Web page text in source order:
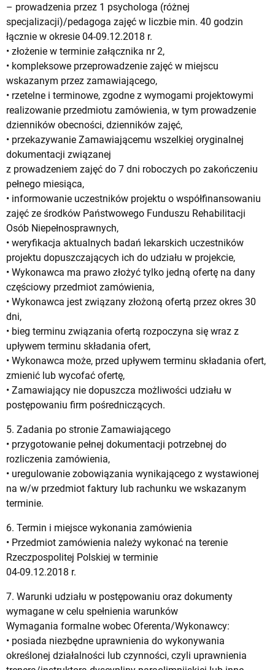
– prowadzenia przez 1 psychologa (różnej
specjalizacji)/pedagoga zajęć w liczbie min. 40 godzin
łącznie w okresie 04-09.12.2018 r.
• złożenie w terminie załącznika nr 2,
• kompleksowe przeprowadzenie zajęć w miejscu
wskazanym przez zamawiającego,
• rzetelne i terminowe, zgodne z wymogami projektowymi
realizowanie przedmiotu zamówienia, w tym prowadzenie
dzienników obecności, dzienników zajęć,
• przekazywanie Zamawiającemu wszelkiej oryginalnej
dokumentacji związanej
z prowadzeniem zajęć do 7 dni roboczych po zakończeniu
pełnego miesiąca,
• informowanie uczestników projektu o współfinansowaniu
zajęć ze środków Państwowego Funduszu Rehabilitacji
Osób Niepełnosprawnych,
• weryfikacja aktualnych badań lekarskich uczestników
projektu dopuszczających ich do udziału w projekcie,
• Wykonawca ma prawo złożyć tylko jedną ofertę na dany
częściowy przedmiot zamówienia,
• Wykonawca jest związany złożoną ofertą przez okres 30
dni,
• bieg terminu związania ofertą rozpoczyna się wraz z
upływem terminu składania ofert,
• Wykonawca może, przed upływem terminu składania ofert,
zmienić lub wycofać ofertę,
• Zamawiający nie dopuszcza możliwości udziału w
postępowaniu firm pośredniczących.
5. Zadania po stronie Zamawiającego
• przygotowanie pełnej dokumentacji potrzebnej do
rozliczenia zamówienia,
• uregulowanie zobowiązania wynikającego z wystawionej
na w/w przedmiot faktury lub rachunku we wskazanym
terminie.
6. Termin i miejsce wykonania zamówienia
• Przedmiot zamówienia należy wykonać na terenie
Rzeczpospolitej Polskiej w terminie
04-09.12.2018 r.
7. Warunki udziału w postępowaniu oraz dokumenty
wymagane w celu spełnienia warunków
Wymagania formalne wobec Oferenta/Wykonawcy:
• posiada niezbędne uprawnienia do wykonywania
określonej działalności lub czynności, czyli uprawnienia